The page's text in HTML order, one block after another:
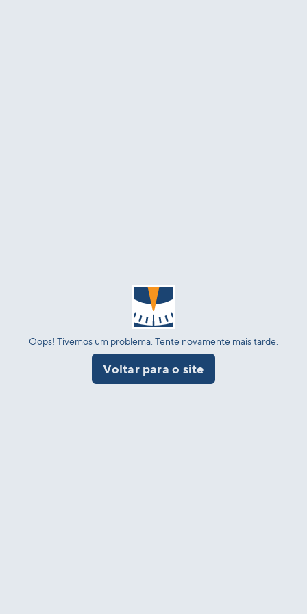
Oops! Tivemos um problema. Tente novamente mais tarde.
Voltar para o site